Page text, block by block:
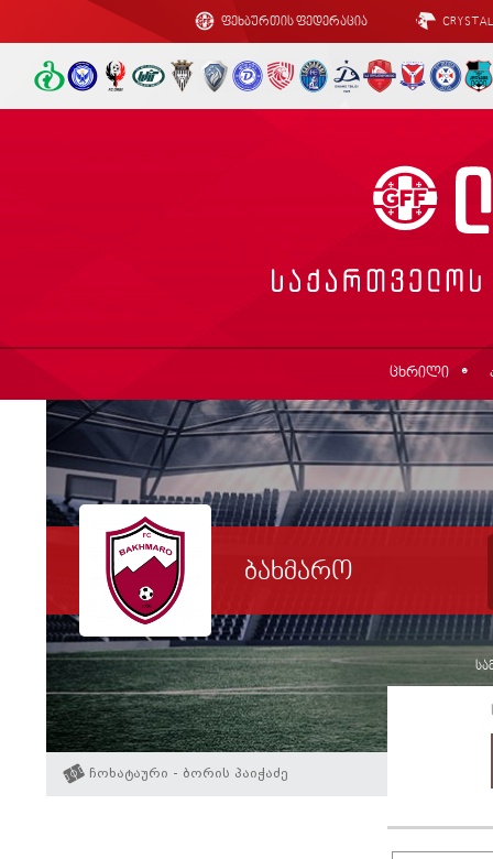
ფეხბურთის ფედერაცია
ცხრილი
ბახმარო
ჩოხატაური - ბორის პაიჭაძე